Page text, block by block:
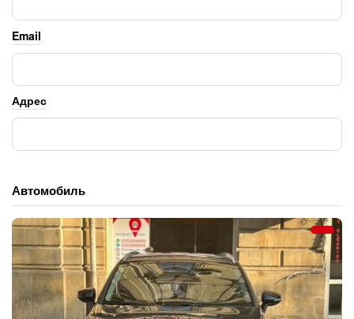
Email
Адрес
Автомобиль